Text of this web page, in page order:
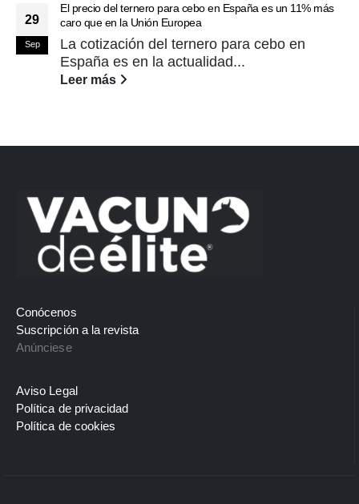
29
Sep
El precio del ternero para cebo en España es un 11% más
caro que en la Unión Europea
La cotización del ternero para cebo en
España es en la actualidad...
Leer más
Conócenos
Suscripción a la revista
Anúnciese
Aviso Legal
Política de privacidad
Política de cookies